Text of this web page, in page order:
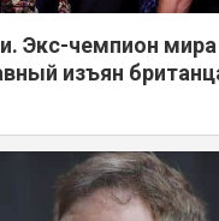
Экс-чемпион мира
изъян